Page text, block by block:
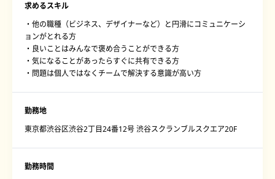
求めるスキル
・他の職種（ビジネス、デザイナーなど）と円滑にコミュニケーシ
ョンがとれる方
・良いことはみんなで褒め合うことができる方
・気になることがあったらすぐに共有できる方
・問題は個人ではなくチームで解決する意識が高い方
勤務地
東京都渋谷区渋谷2丁目24番12号 渋谷スクランブルスクエア20F
勤務時間